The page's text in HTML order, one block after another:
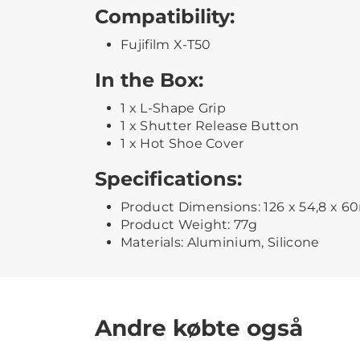
Compatibility:
Fujifilm X-T50
In the Box:
1 x L-Shape Grip
1 x Shutter Release Button
1 x Hot Shoe Cover
Specifications:
Product Dimensions: 126 x 54,8 x
Product Weight: 77g
Materials: Aluminium, Silicone
Andre købte også